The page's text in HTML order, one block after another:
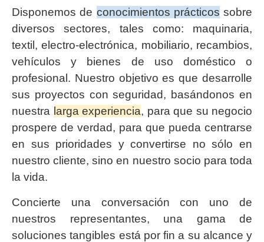
Disponemos de conocimientos prácticos sobre
diversos sectores, tales como: maquinaria,
textil, electro-electrónica, mobiliario, recambios,
vehículos y bienes de uso doméstico o
profesional. Nuestro objetivo es que desarrolle
sus proyectos con seguridad, basándonos en
nuestra larga experiencia, para que su negocio
prospere de verdad, para que pueda centrarse
en sus prioridades y convertirse no sólo en
nuestro cliente, sino en nuestro socio para toda
la vida.
Concierte una conversación con uno de
nuestros representantes, una gama de
soluciones tangibles está por fin a su alcance y